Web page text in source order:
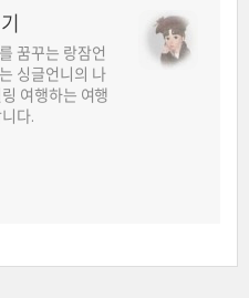
꿈꾸는 랑잠언
싱글언니의 나
여행하는 여행
다.